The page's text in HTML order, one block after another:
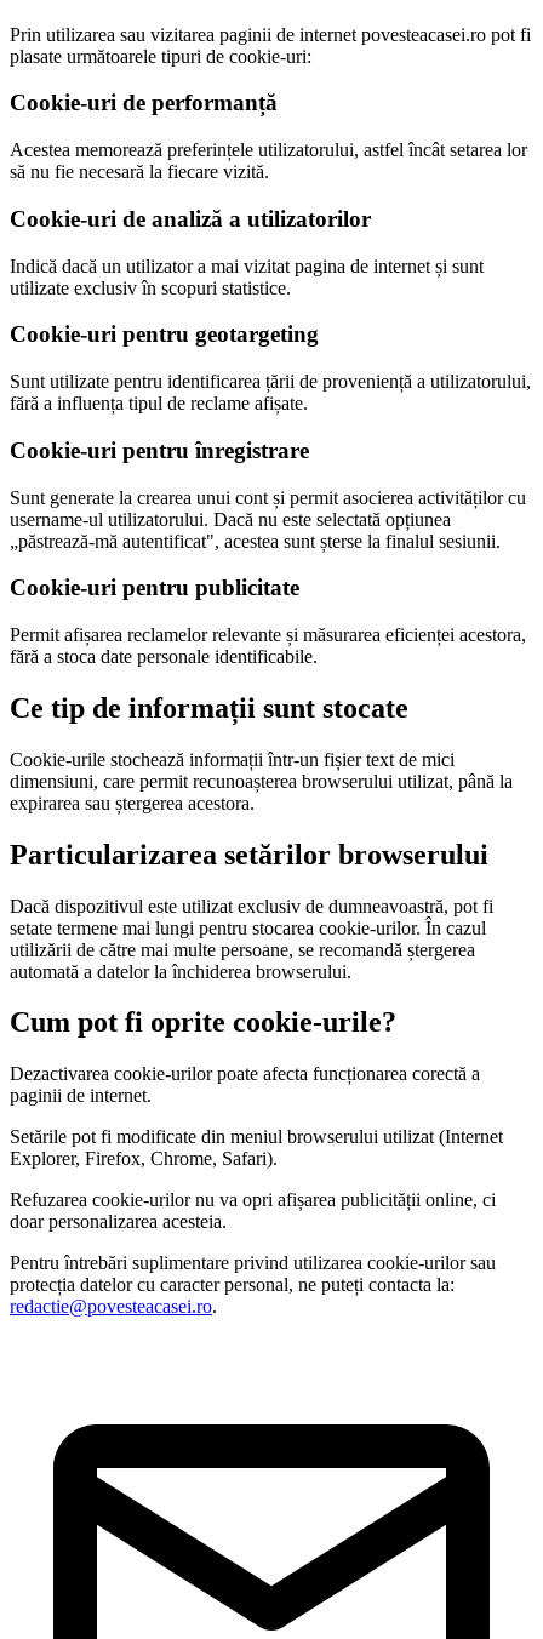
Prin utilizarea sau vizitarea paginii de internet povesteacasei.ro pot fi
plasate următoarele tipuri de cookie-uri:
Cookie-uri de performanță
Acestea memorează preferințele utilizatorului, astfel încât setarea lor
să nu fie necesară la fiecare vizită.
Cookie-uri de analiză a utilizatorilor
Indică dacă un utilizator a mai vizitat pagina de internet și sunt
utilizate exclusiv în scopuri statistice.
Cookie-uri pentru geotargeting
Sunt utilizate pentru identificarea țării de proveniență a utilizatorului,
fără a influența tipul de reclame afișate.
Cookie-uri pentru înregistrare
Sunt generate la crearea unui cont și permit asocierea activităților cu
username-ul utilizatorului. Dacă nu este selectată opțiunea
„păstrează-mă autentificat", acestea sunt șterse la finalul sesiunii.
Cookie-uri pentru publicitate
Permit afișarea reclamelor relevante și măsurarea eficienței acestora,
fără a stoca date personale identificabile.
Ce tip de informații sunt stocate
Cookie-urile stochează informații într-un fișier text de mici
dimensiuni, care permit recunoașterea browserului utilizat, până la
expirarea sau ștergerea acestora.
Particularizarea setărilor browserului
Dacă dispozitivul este utilizat exclusiv de dumneavoastră, pot fi
setate termene mai lungi pentru stocarea cookie-urilor. În cazul
utilizării de către mai multe persoane, se recomandă ștergerea
automată a datelor la închiderea browserului.
Cum pot fi oprite cookie-urile?
Dezactivarea cookie-urilor poate afecta funcționarea corectă a
paginii de internet.
Setările pot fi modificate din meniul browserului utilizat (Internet
Explorer, Firefox, Chrome, Safari).
Refuzarea cookie-urilor nu va opri afișarea publicității online, ci
doar personalizarea acesteia.
Pentru întrebări suplimentare privind utilizarea cookie-urilor sau
protecția datelor cu caracter personal, ne puteți contacta la:
redactie@povesteacasei.ro.